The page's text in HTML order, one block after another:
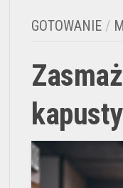
ściany
GOTOWANIE /
kapusty